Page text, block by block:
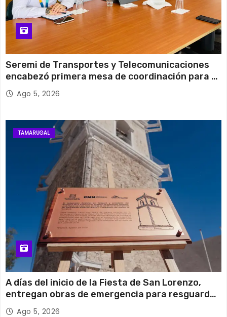
Seremi de Transportes y Telecomunicaciones
encabezó primera mesa de coordinación para el
retiro de cables en desuso en Iquique
Ago 5, 2026
TAMARUGAL
A días del inicio de la Fiesta de San Lorenzo,
entregan obras de emergencia para resguardar
su histórico campanario
Ago 5, 2026